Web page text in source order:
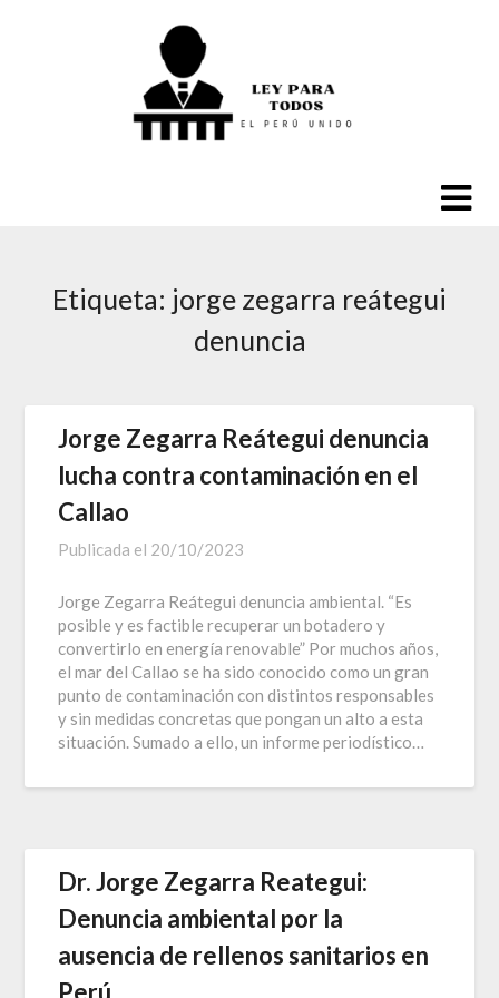
Etiqueta: jorge zegarra reátegui
denuncia
Jorge Zegarra Reátegui denuncia
lucha contra contaminación en el
Callao
Publicada el 20/10/2023
Jorge Zegarra Reátegui denuncia ambiental. “Es
posible y es factible recuperar un botadero y
convertirlo en energía renovable” Por muchos años,
el mar del Callao se ha sido conocido como un gran
punto de contaminación con distintos responsables
y sin medidas concretas que pongan un alto a esta
situación. Sumado a ello, un informe periodístico…
Dr. Jorge Zegarra Reategui:
Denuncia ambiental por la
ausencia de rellenos sanitarios en